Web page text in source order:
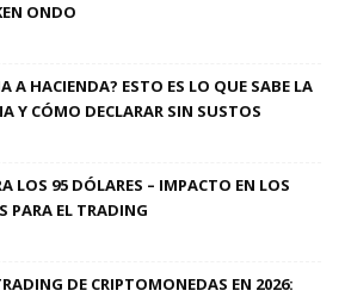
ONDO
A HACIENDA? ESTO ES LO QUE SABE LA
Y CÓMO DECLARAR SIN SUSTOS
LOS 95 DÓLARES – IMPACTO EN LOS
PARA EL TRADING
DE CRIPTOMONEDAS EN 2026: